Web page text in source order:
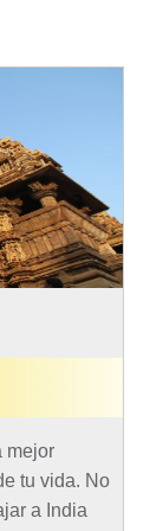
mejor
tu vida. No
a India